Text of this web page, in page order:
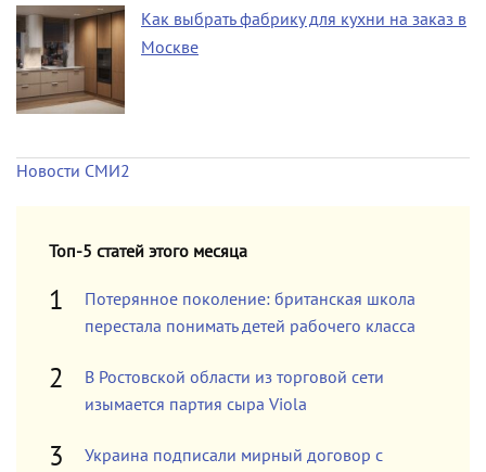
Как выбрать фабрику для кухни на заказ в
Москве
Новости СМИ2
Топ-5 статей этого месяца
Потерянное поколение: британская школа
перестала понимать детей рабочего класса
В Ростовской области из торговой сети
изымается партия сыра Viola
Украина подписали мирный договор с